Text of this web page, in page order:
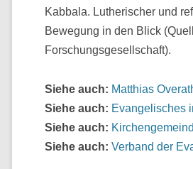
Kabbala. Lutherischer und
Bewegung in den Blick
Forschungsgesellschaft).
Siehe auch: Matthias
Siehe auch: Evangelisches
Siehe auch:
Siehe auch: Verband der